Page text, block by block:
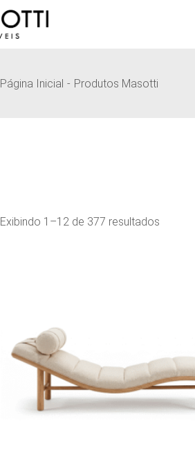
Página Inicial Produtos Masotti
Exibindo 1–12 de 377 resultados